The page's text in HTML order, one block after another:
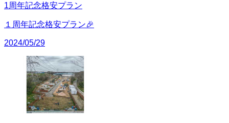
1周年記念格安プラン
１周年記念格安プラン🎉
2024/05/29